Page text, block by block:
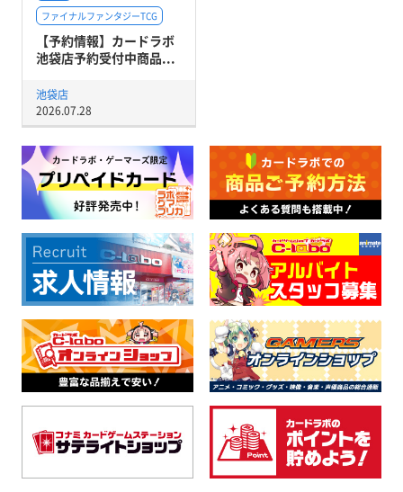
ファイナルファンタジーTCG
【予約情報】カードラボ
池袋店予約受付中商品...
池袋店
2026.07.28